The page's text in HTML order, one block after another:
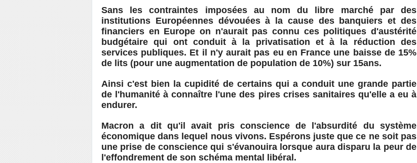
Sans les contraintes imposées au nom du libre marché par des
institutions Européennes dévouées à la cause des banquiers et des
financiers en Europe on n'aurait pas connu ces politiques d'austérité
budgétaire qui ont conduit à la privatisation et à la réduction des
services publiques. Et il n'y aurait pas eu en France une baisse de 15%
de lits (pour une augmentation de population de 10%) sur 15ans.
Ainsi c'est bien la cupidité de certains qui a conduit une grande partie
de l'humanité à connaître l'une des pires crises sanitaires qu'elle a eu à
endurer.
Macron a dit qu'il avait pris conscience de l'absurdité du système
économique dans lequel nous vivons. Espérons juste que ce ne soit pas
une prise de conscience qui s'évanouira lorsque aura disparu la peur de
l'effondrement de son schéma mental libéral.